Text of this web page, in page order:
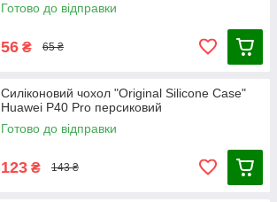
Готово до відправки
56 ₴ 65 ₴
Силіконовий чохол "Original Silicone Case"
Huawei P40 Pro персиковий
Готово до відправки
123 ₴ 143 ₴